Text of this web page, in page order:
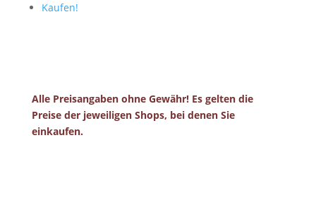
Kaufen!
Alle Preisangaben ohne Gewähr! Es gelten die
Preise der jeweiligen Shops, bei denen Sie
einkaufen.